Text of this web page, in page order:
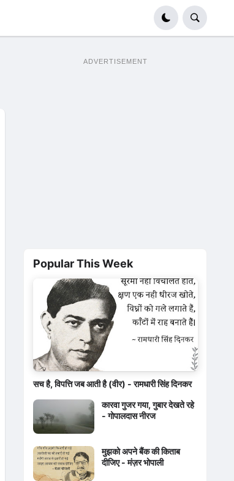
ADVERTISEMENT
Popular This Week
सच है, विपत्ति जब आती है (वीर) - रामधारी सिंह दिनकर
कारवा गुजर गया, गुबार देखते रहे
- गोपालदास नीरज
मुझको अपने बैंक की किताब
दीजिए - मंज़र भोपाली